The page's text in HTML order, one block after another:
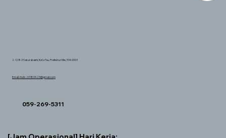
059-269-5311
2-128-3 Sakurabashi, Kota Tsu, Prefektur Mie, 514-0003
Email:rts.llc.2018.09.25@gmail.com